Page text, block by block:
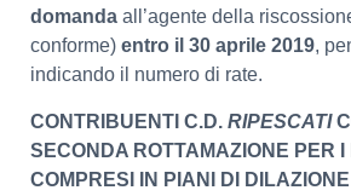
domanda all’agente della
conforme) entro il 30 aprile 2019,
indicando il numero di rate.
CONTRIBUENTI C.D. RIPESCATI
SECONDA ROTTAMAZIONE PER I
COMPRESI IN PIANI DI